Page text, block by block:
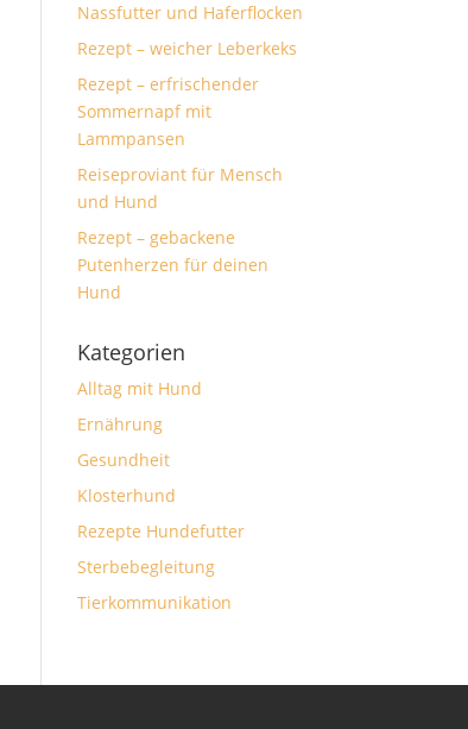
Nassfutter und Haferflocken
Rezept – weicher Leberkeks
Rezept – erfrischender
Sommernapf mit
Lammpansen
Reiseproviant für Mensch
und Hund
Rezept – gebackene
Putenherzen für deinen
Hund
Kategorien
Alltag mit Hund
Ernährung
Gesundheit
Klosterhund
Rezepte Hundefutter
Sterbebegleitung
Tierkommunikation